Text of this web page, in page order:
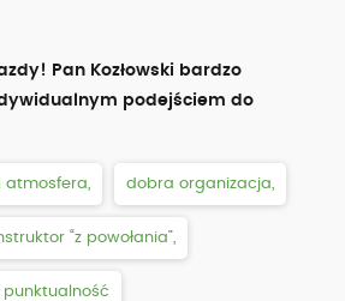
Pan Kozłowski bardzo
podejściem do
atmosfera, dobra organizacja,
“z powołania”,
punktualność